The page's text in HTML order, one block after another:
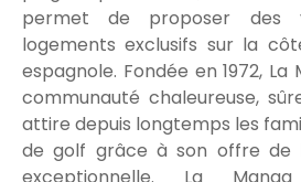
permet de proposer des
logements exclusifs sur la
espagnole. Fondée en 1972,
communauté chaleureuse,
attire depuis longtemps les
de golf grâce à son offre de